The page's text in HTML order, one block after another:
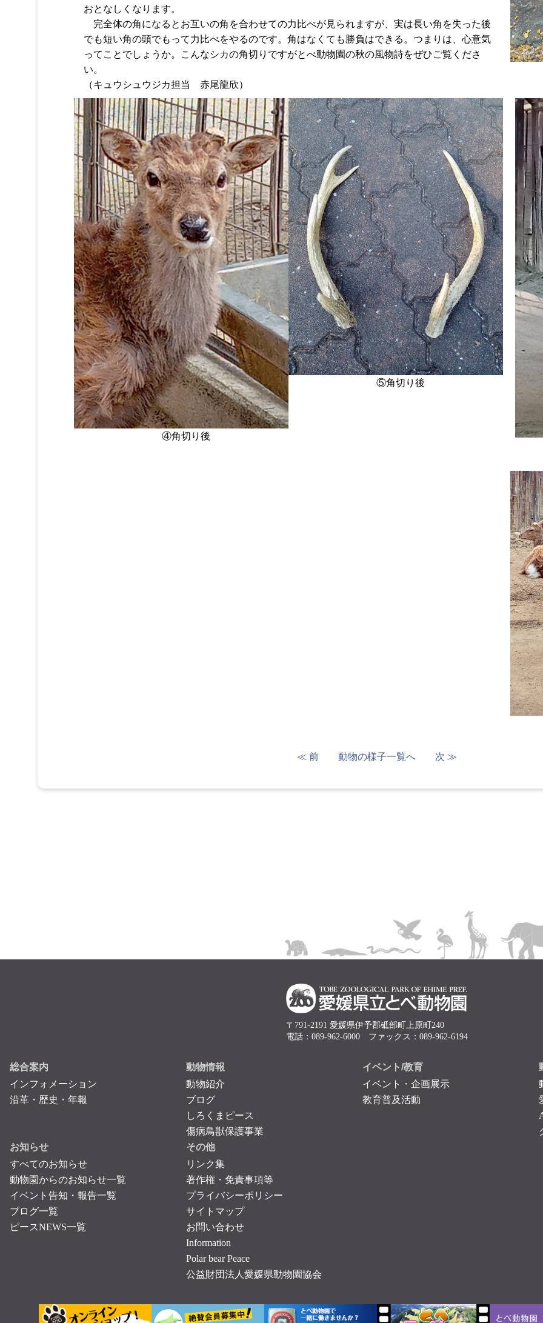
おとなしくなります。
完全体の角になるとお互いの角を合わせての力比べが見られますが、実は長い角を失った後
でも短い角の頭でもって力比べをやるのです。角はなくても勝負はできる。つまりは、心意気
ってことでしょうか。こんなシカの角切りですがとべ動物園の秋の風物詩をぜひご覧くださ
い。
（キュウシュウジカ担当 赤尾龍欣）
④角切り後
⑤角切り後
≪ 前 動物の様子一覧へ 次 ≫
〒791-2191 愛媛県伊予郡砥部町上原町240
電話：089-962-6000 ファックス：089-962-6194
総合案内
インフォメーション
沿革・歴史・年報
動物情報
動物紹介
ブログ
しろくまピース
傷病鳥獣保護事業
イベント/教育
イベント・企画展示
教育普及活動
お知らせ
すべてのお知らせ
動物園からのお知らせ一覧
イベント告知・報告一覧
ブログ一覧
ピースNEWS一覧
その他
リンク集
著作権・免責事項等
プライバシーポリシー
サイトマップ
お問い合わせ
Information
Polar bear Peace
公益財団法人愛媛県動物園協会